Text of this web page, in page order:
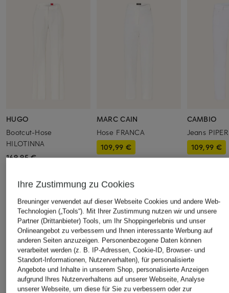
HUGO
Bootcut-Hose
HILOTINNA
169,95 €
MARC CAIN
Hose FRANCA
109,99 €
Bestpreis:93,49 €
CAMBIO
Jeans PIPER
109,99 €
Bestpreis:
ÄHNLICHE ARTIKEL ENTDECKEN
Ihre Zustimmung zu Cookies
Breuninger verwendet auf dieser Webseite Cookies und andere Web-
Technologien („Tools“). Mit Ihrer Zustimmung nutzen wir und unsere
Partner (Drittanbieter) Tools, um Ihr Shoppingerlebnis und unser
Onlineangebot zu verbessern und Ihnen interessante Werbung auf
anderen Seiten anzuzeigen. Personenbezogene Daten können
verarbeitet werden (z. B. IP-Adressen, Cookie-ID, Browser- und
Standort-Informationen, Nutzerverhalten), für personalisierte
Angebote und Inhalte in unserem Shop, personalisierte Anzeigen
aufgrund Ihres Nutzerverhaltens auf unserer Webseite, Analyse
unserer Webseite, um diese für Sie zu verbessern oder zur